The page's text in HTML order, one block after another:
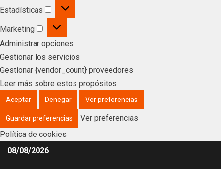
Estadísticas
Marketing
Administrar opciones
Gestionar los servicios
Gestionar {vendor_count} proveedores
Leer más sobre estos propósitos
Aceptar Denegar Ver preferencias
Guardar preferencias
Ver preferencias
Política de cookies
08/08/2026